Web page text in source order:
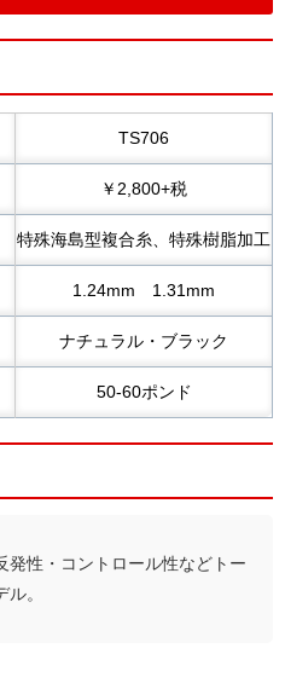
TS706
￥2,800+税
特殊海島型複合糸、特殊樹脂加工
1.24mm 1.31mm
ナチュラル・ブラック
50-60ポンド
発性・コントロール性などトー
。